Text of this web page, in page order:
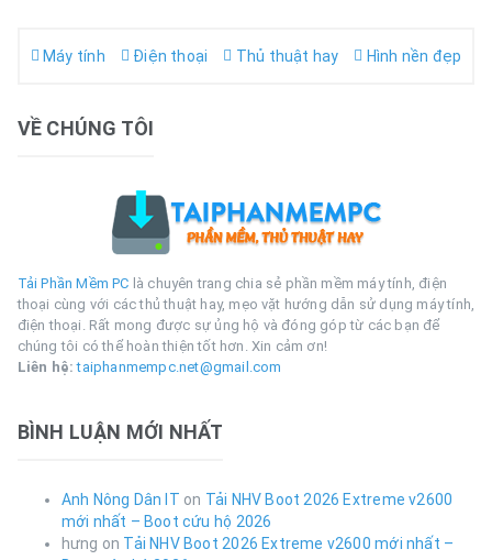
Máy tính Điện thoại Thủ thuật hay Hình nền đẹp
VỀ CHÚNG TÔI
Tải Phần Mềm PC là chuyên trang chia sẻ phần mềm máy tính, điện
thoại cùng với các thủ thuật hay, mẹo vặt hướng dẫn sử dụng máy tính,
điện thoại. Rất mong được sự ủng hộ và đóng góp từ các bạn để
chúng tôi có thể hoàn thiện tốt hơn. Xin cảm ơn!
Liên hệ: taiphanmempc.net@gmail.com
BÌNH LUẬN MỚI NHẤT
Anh Nông Dân IT on Tải NHV Boot 2026 Extreme v2600
mới nhất – Boot cứu hộ 2026
hưng on Tải NHV Boot 2026 Extreme v2600 mới nhất –